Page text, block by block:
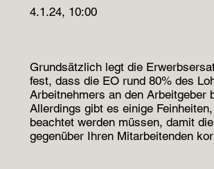
4.1.24, 10:00
Grundsätzlich legt die
fest, dass die EO rund 80% des
Arbeitnehmers an den Arbeitgeber
Allerdings gibt es einige
beachtet werden müssen, damit
gegenüber Ihren Mitarbeitenden